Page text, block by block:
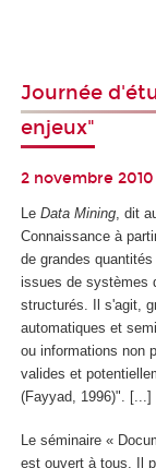
Journée
enjeux"
2 novembre 2010
Le Data Mining , dit
Connaissance à
de grandes
issues de systèmes
structurés. Il s'agit,
automatiques et
ou informations non
valides et
(Fayyad, 1996)" . [...]
Le séminaire «
est ouvert à tous. Il